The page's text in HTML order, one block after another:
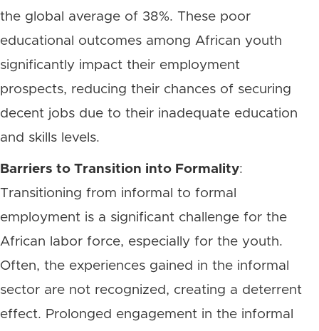
the global average of 38%. These poor
educational outcomes among African youth
significantly impact their employment
prospects, reducing their chances of securing
decent jobs due to their inadequate education
and skills levels.
Barriers to Transition into Formality:
Transitioning from informal to formal
employment is a significant challenge for the
African labor force, especially for the youth.
Often, the experiences gained in the informal
sector are not recognized, creating a deterrent
effect. Prolonged engagement in the informal